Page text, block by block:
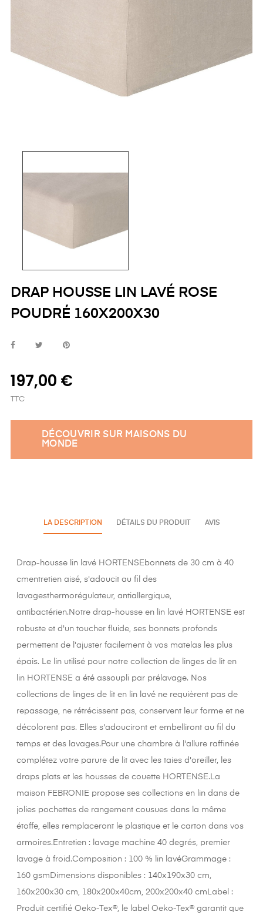
DRAP HOUSSE LIN LAVÉ ROSE
POUDRÉ 160X200X30
197,00 €
TTC
DÉCOUVRIR SUR MAISONS DU
MONDE
LA DESCRIPTION DÉTAILS DU PRODUIT AVIS
Drap-housse lin lavé HORTENSEbonnets de 30 cm à 40
cmentretien aisé, s'adoucit au fil des
lavagesthermorégulateur, antiallergique,
antibactérien.Notre drap-housse en lin lavé HORTENSE est
robuste et d'un toucher fluide, ses bonnets profonds
permettent de l'ajuster facilement à vos matelas les plus
épais. Le lin utilisé pour notre collection de linges de lit en
lin HORTENSE a été assoupli par prélavage. Nos
collections de linges de lit en lin lavé ne requièrent pas de
repassage, ne rétrécissent pas, conservent leur forme et ne
décolorent pas. Elles s'adouciront et embelliront au fil du
temps et des lavages.Pour une chambre à l'allure raffinée
complétez votre parure de lit avec les taies d'oreiller, les
draps plats et les housses de couette HORTENSE.La
maison FEBRONIE propose ses collections en lin dans de
jolies pochettes de rangement cousues dans la même
étoffe, elles remplaceront le plastique et le carton dans vos
armoires.Entretien : lavage machine 40 degrés, premier
lavage à froid.Composition : 100 % lin lavéGrammage :
160 gsmDimensions disponibles : 140x190x30 cm,
160x200x30 cm, 180x200x40cm, 200x200x40 cmLabel :
Produit certifié Oeko-Tex®, le label Oeko-Tex® garantit que